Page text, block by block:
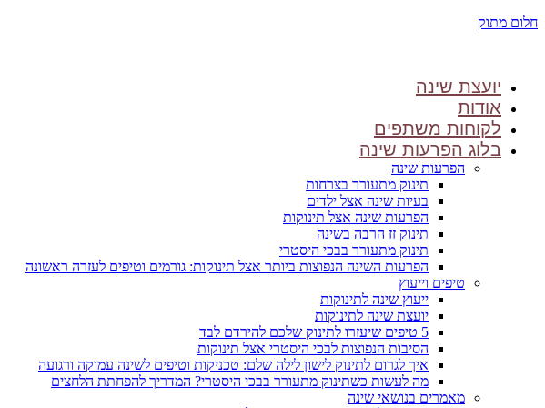
חלום מתוק
יועצת שינה
אודות
לקוחות משתפים
בלוג הפרעות שינה
הפרעות שינה
תינוק מתעורר בצרחות
בעיות שינה אצל ילדים
הפרעות שינה אצל תינוקות
תינוק זז הרבה בשינה
תינוק מתעורר בבכי היסטרי
הפרעות השינה הנפוצות ביותר אצל תינוקות: גורמים וטיפים לעזרה ראשונה
טיפים וייעוץ
ייעוץ שינה לתינוקות
יועצת שינה לתינוקות
5 טיפים שיעזרו לתינוק שלכם להירדם לבד
הסיבות הנפוצות לבכי היסטרי אצל תינוקות
איך לגרום לתינוק לישון לילה שלם: טכניקות וטיפים לשינה עמוקה ורגועה
מה לעשות כשתינוק מתעורר בבכי היסטרי? המדריך להפחתת הלחצים
מאמרים בנושאי שינה